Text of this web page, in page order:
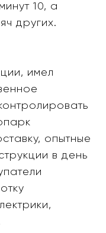
10, а
других.
имел
опытные
в день